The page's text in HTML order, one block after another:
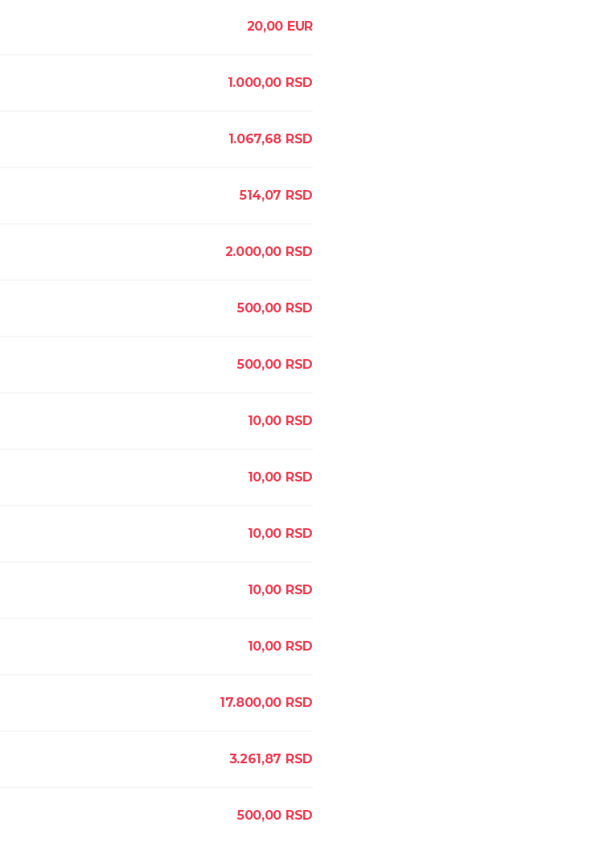
20,00 EUR
1.000,00 RSD
1.067,68 RSD
514,07 RSD
2.000,00 RSD
500,00 RSD
500,00 RSD
10,00 RSD
10,00 RSD
10,00 RSD
10,00 RSD
10,00 RSD
17.800,00 RSD
3.261,87 RSD
500,00 RSD